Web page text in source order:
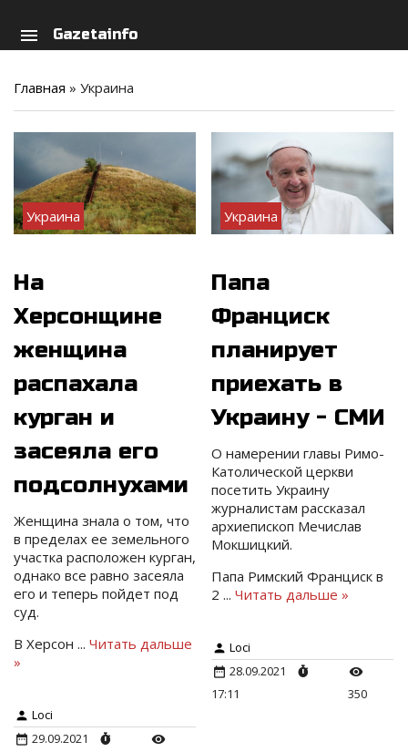
menu Gazetainfo
Главная » Украина
Украина
На
Херсонщине
женщина
распахала
курган и
засеяла его
подсолнухами
Женщина знала о том, что
в пределах ее земельного
участка расположен курган,
однако все равно засеяла
его и теперь пойдет под
суд.
В Херсон ... Читать дальше
»
Loci
29.09.2021
Украина
Папа
Франциск
планирует
приехать в
Украину - СМИ
О намерении главы Римо-
Католической церкви
посетить Украину
журналистам рассказал
архиепископ Мечислав
Мокшицкий.
Папа Римский Франциск в
2...Читать дальше »
Loci
28.09.2021
17:11
350